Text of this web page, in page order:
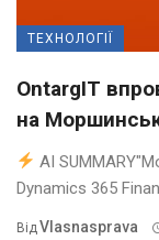
ТЕХНОЛОГІЇ
OntargIT
на
AI
Dynamics 365
Від Vlasnasprava